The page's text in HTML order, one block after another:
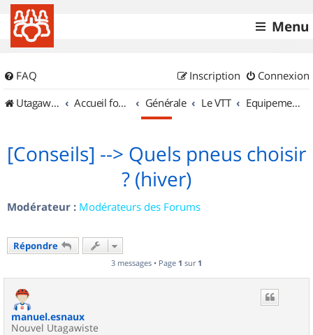
Menu
FAQ Connexion
Inscription
UtagawaVTT (Randos VTT et VTTAE avec traces GPS)
Accueil forum Générale Le VTT Equipements et Accessoires
[Conseils] --> Quels pneus choisir
? (hiver)
Modérateur : Modérateurs des Forums
Répondre
3 messages • Page 1 sur 1
manuel.esnaux
Nouvel Utagawiste